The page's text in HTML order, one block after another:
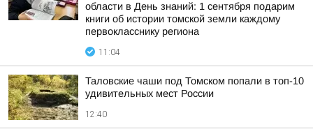
области в День знаний: 1 сентября подарим
книги об истории томской земли каждому
первокласснику региона
11:04
Таловские чаши под Томском попали в топ-10
удивительных мест России
12:40